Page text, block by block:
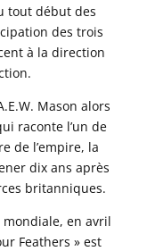
tout début des
des trois
à la direction
Mason alors
raconte l’un de
de l’empire, la
dix ans après
britanniques.
mondiale, en avril
Feathers » est